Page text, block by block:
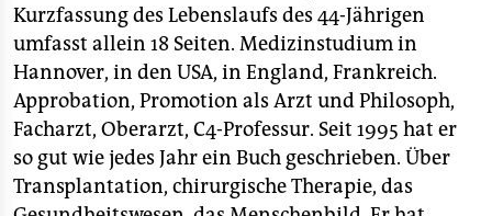
Kurzfassung des Lebenslaufs des 44-Jährigen
umfasst allein 18 Seiten. Medizinstudium in
Hannover, in den USA, in England, Frankreich.
Approbation, Promotion als Arzt und Philosoph,
Facharzt, Oberarzt, C4-Professur. Seit 1995 hat er
so gut wie jedes Jahr ein Buch geschrieben. Über
Transplantation, chirurgische Therapie, das